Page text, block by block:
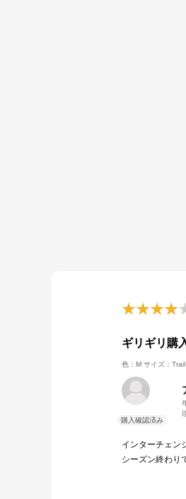
ギリギリ購
色：M サイズ：
インターチェン
シーズン終わり